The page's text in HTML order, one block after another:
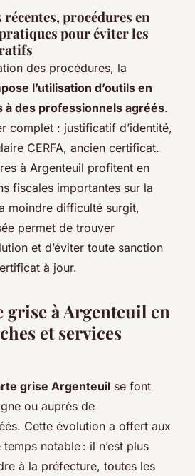
procédures en
pour éviter les
des procédures, la
l’utilisation d’outils en
à des professionnels agréés.
complet : justificatif d’identité,
CERFA, ancien certificat.
à Argenteuil profitent en
fiscales importantes sur la
moindre difficulté surgit,
permet de trouver
et d’éviter toute sanction
à jour.
grise à Argenteuil en
et services
grise Argenteuil se font
ou auprès de
Cette évolution a offert aux
notable : il n’est plus
à la préfecture, toutes les